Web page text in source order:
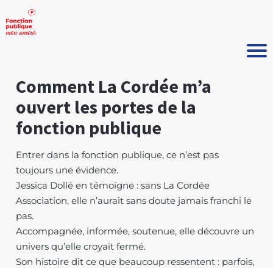
Comment La Cordée m’a
ouvert les portes de la
fonction publique
Entrer dans la fonction publique, ce n’est pas
toujours une évidence.
Jessica Dollé en témoigne : sans La Cordée
Association, elle n’aurait sans doute jamais franchi le
pas.
Accompagnée, informée, soutenue, elle découvre un
univers qu’elle croyait fermé.
Son histoire dit ce que beaucoup ressentent : parfois,